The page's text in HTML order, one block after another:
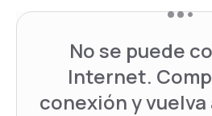
No se puede
Internet.
conexión y